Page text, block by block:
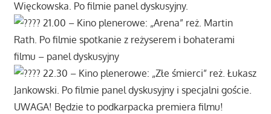
Więckowska. Po filmie panel dyskusyjny.
21.00 – Kino plenerowe: „Arena” reż. Martin
Rath. Po filmie spotkanie z reżyserem i bohaterami
filmu – panel dyskusyjny
22.30 – Kino plenerowe: „Złe śmierci” reż. Łukasz
Jankowski. Po filmie panel dyskusyjny i specjalni goście.
UWAGA! Będzie to podkarpacka premiera filmu!